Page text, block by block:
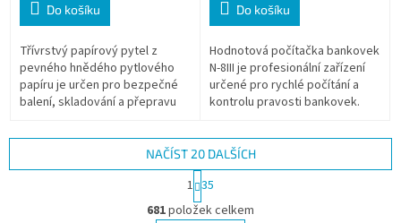
Do košíku
Třívrstvý papírový pytel z
pevného hnědého pytlového
papíru je určen pro bezpečné
balení, skladování a přepravu
materiálů. Díky rozměru 65 ×
Do košíku
Hodnotová počítačka bankovek
N-8III je profesionální zařízení
určené pro rychlé počítání a
kontrolu pravosti bankovek.
smíšené nominální hodnoty a...
O
v
NAČÍST 20 DALŠÍCH
S
t
r
1 35
681položek celkem